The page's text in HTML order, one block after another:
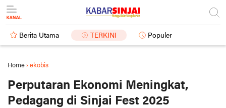
Berita Utama TERKINI Populer
Home › ekobis
Perputaran Ekonomi Meningkat,
Pedagang di Sinjai Fest 2025